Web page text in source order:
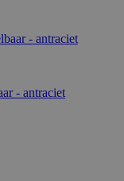
- antraciet